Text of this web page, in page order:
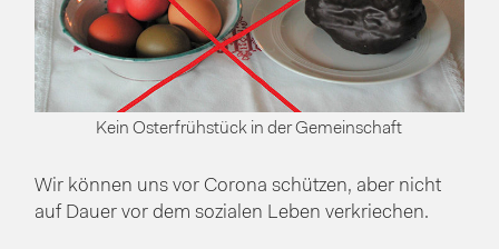
Kein Osterfrühstück in der Gemeinschaft
Wir können uns vor Corona schützen, aber nicht
auf Dauer vor dem sozialen Leben verkriechen.